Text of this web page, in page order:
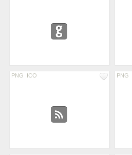
PNG ICO PNG